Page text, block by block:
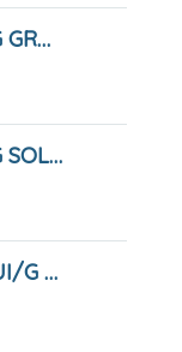
ENANDOL 25 MG GRANULADO PARA SOLUCIÓN ORAL. 10 SOBRES
ENANDOL 25 MG SOLUCIÓN ORAL
MENAVEN 1000 UI/G GEL CUTÁNEO TUBO 60 G